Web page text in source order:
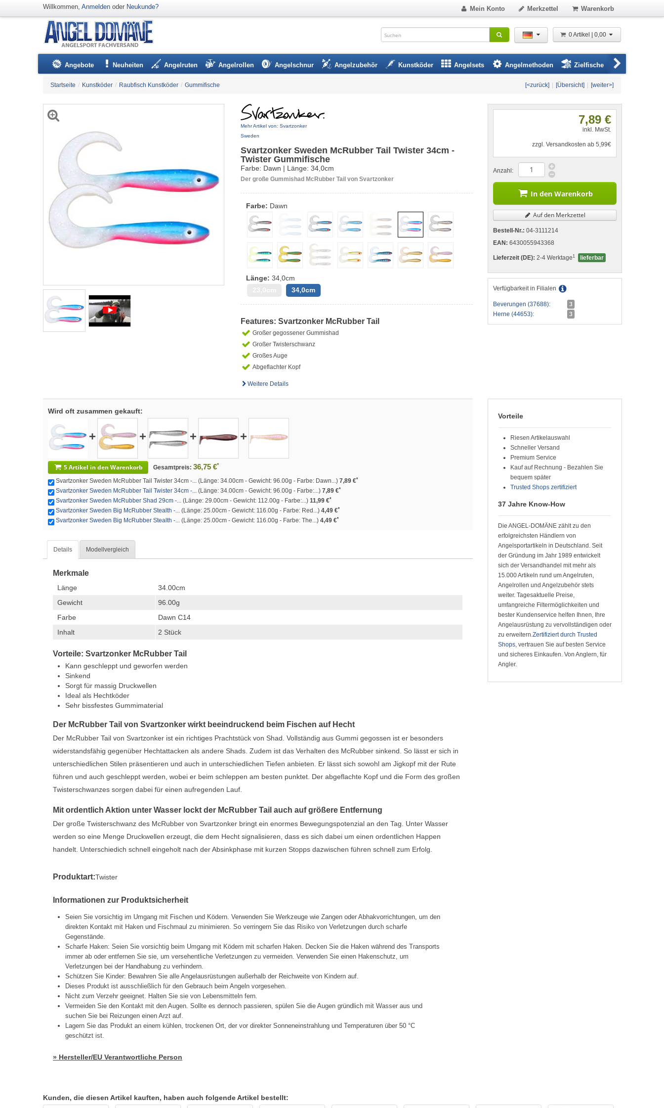
Willkommen, Anmelden oder Neukunde? Mein Konto Merkzettel Warenkorb
0 Artikel | 0,00
Angebote Neuheiten Angelruten Angelrollen Angelschnur Angelzubehör Kunstköder Angelsets Angelmethoden Zielfische
Startseite / Kunstköder / Raubfisch Kunstköder / Gummifische [<zurück] [Übersicht] [weiter>]
Mehr Artikel von: Svartzonker
Sweden
Svartzonker Sweden McRubber Tail Twister 34cm -
Twister Gummifische
Farbe: Dawn | Länge: 34,0cm
Der große Gummishad McRubber Tail von Svartzonker
Farbe: Dawn
Länge: 34,0cm
23,0cm 34,0cm
Features: Svartzonker McRubber Tail
Großer gegossener Gummishad
Großer Twisterschwanz
Großes Auge
Abgeflachter Kopf
Weitere Details
7,89 €
inkl. MwSt.
zzgl. Versandkosten ab 5,99€
Anzahl:
In den Warenkorb
Auf den Merkzettel
Bestell-Nr.: 04-3111214
EAN: 6430055943368
Lieferzeit (DE): 2-4 Werktage 1 lieferbar
Verfügbarkeit in Filialen
Beverungen (37688):
3
Herne (44653):
3
Wird oft zusammen gekauft:
+ + + +
5 Artikel in den Warenkorb Gesamtpreis: 36,75 €*
Svartzonker Sweden McRubber Tail Twister 34cm -... (Länge: 34.00cm - Gewicht: 96.00g - Farbe: Dawn...) 7,89 €*
Svartzonker Sweden McRubber Tail Twister 34cm -... (Länge: 34.00cm - Gewicht: 96.00g - Farbe:...) 7,89 €*
Svartzonker Sweden McRubber Shad 29cm -... (Länge: 29.00cm - Gewicht: 112.00g - Farbe:...) 11,99 €*
Svartzonker Sweden Big McRubber Stealth -... (Länge: 25.00cm - Gewicht: 116.00g - Farbe: Red...) 4,49 €*
Svartzonker Sweden Big McRubber Stealth -... (Länge: 25.00cm - Gewicht: 116.00g - Farbe: The...) 4,49 €*
Details Modellvergleich
Merkmale
Länge
34.00cm
Gewicht
96.00g
Farbe
Dawn C14
Inhalt
2 Stück
Vorteile: Svartzonker McRubber Tail
Kann geschleppt und geworfen werden
Sinkend
Sorgt für massig Druckwellen
Ideal als Hechtköder
Sehr bissfestes Gummimaterial
Der McRubber Tail von Svartzonker wirkt beeindruckend beim Fischen auf Hecht
Der McRubber Tail von Svartzonker ist ein richtiges Prachtstück von Shad. Vollständig aus Gummi gegossen ist er besonders
widerstandsfähig gegenüber Hechtattacken als andere Shads. Zudem ist das Verhalten des McRubber sinkend. So lässt er sich in
unterschiedlichen Stilen präsentieren und auch in unterschiedlichen Tiefen anbieten. Er lässt sich sowohl am Jigkopf mit der Rute
führen und auch geschleppt werden, wobei er beim schleppen am besten punktet. Der abgeflachte Kopf und die Form des großen
Twisterschwanzes sorgen dabei für einen aufregenden Lauf.
Mit ordentlich Aktion unter Wasser lockt der McRubber Tail auch auf größere Entfernung
Der große Twisterschwanz des McRubber von Svartzonker bringt ein enormes Bewegungspotenzial an den Tag. Unter Wasser
werden so eine Menge Druckwellen erzeugt, die dem Hecht signalisieren, dass es sich dabei um einen ordentlichen Happen
handelt. Unterschiedich schnell eingeholt nach der Absinkphase mit kurzen Stopps dazwischen führen schnell zum Erfolg.
Produktart:Twister
Informationen zur Produktsicherheit
Seien Sie vorsichtig im Umgang mit Fischen und Ködern. Verwenden Sie Werkzeuge wie Zangen oder Abhakvorrichtungen, um den
direkten Kontakt mit Haken und Fischmaul zu minimieren. So verringern Sie das Risiko von Verletzungen durch scharfe
Gegenstände.
Scharfe Haken: Seien Sie vorsichtig beim Umgang mit Ködern mit scharfen Haken. Decken Sie die Haken während des Transports
immer ab oder entfernen Sie sie, um versehentliche Verletzungen zu vermeiden. Verwenden Sie einen Hakenschutz, um
Verletzungen bei der Handhabung zu verhindern.
Schützen Sie Kinder: Bewahren Sie alle Angelausrüstungen außerhalb der Reichweite von Kindern auf.
Dieses Produkt ist ausschließlich für den Gebrauch beim Angeln vorgesehen.
Nicht zum Verzehr geeignet. Halten Sie sie von Lebensmitteln fern.
Vermeiden Sie den Kontakt mit den Augen. Sollte es dennoch passieren, spülen Sie die Augen gründlich mit Wasser aus und
suchen Sie bei Reizungen einen Arzt auf.
Lagern Sie das Produkt an einem kühlen, trockenen Ort, der vor direkter Sonneneinstrahlung und Temperaturen über 50 °C
geschützt ist.
» Hersteller/EU Verantwortliche Person
Vorteile
Riesen Artikelauswahl
Schneller Versand
Premium Service
Kauf auf Rechnung - Bezahlen Sie
bequem später
Trusted Shops zertifiziert
37 Jahre Know-How
Die ANGEL-DOMÄNE zählt zu den
erfolgreichsten Händlern von
Angelsportartikeln in Deutschland. Seit
der Gründung im Jahr 1989 entwickelt
sich der Versandhandel mit mehr als
15.000 Artikeln rund um Angelruten,
Angelrollen und Angelzubehör stets
weiter. Tagesaktuelle Preise,
umfangreiche Filtermöglichkeiten und
bester Kundenservice helfen Ihnen, Ihre
Angelausrüstung zu vervollständigen oder
zu erweitern.Zertifiziert durch Trusted
Shops, vertrauen Sie auf besten Service
und sicheres Einkaufen. Von Anglern, für
Angler.
Kunden, die diesen Artikel kauften, haben auch folgende Artikel bestellt: